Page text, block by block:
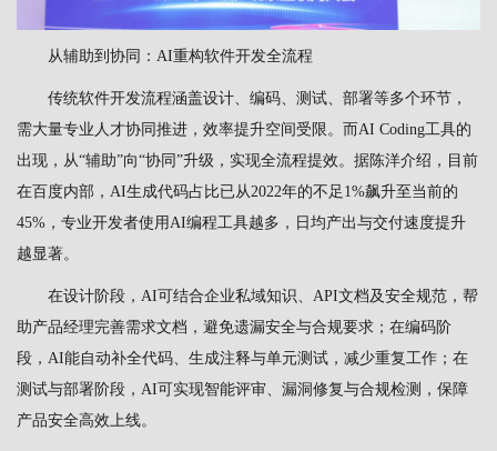
从辅助到协同：AI重构软件开发全流程
传统软件开发流程涵盖设计、编码、测试、部署等多个环节，
需大量专业人才协同推进，效率提升空间受限。而AI Coding工具的
出现，从“辅助”向“协同”升级，实现全流程提效。据陈洋介绍，目前
在百度内部，AI生成代码占比已从2022年的不足1%飙升至当前的
45%，专业开发者使用AI编程工具越多，日均产出与交付速度提升
越显著。
在设计阶段，AI可结合企业私域知识、API文档及安全规范，帮
助产品经理完善需求文档，避免遗漏安全与合规要求；在编码阶
段，AI能自动补全代码、生成注释与单元测试，减少重复工作；在
测试与部署阶段，AI可实现智能评审、漏洞修复与合规检测，保障
产品安全高效上线。